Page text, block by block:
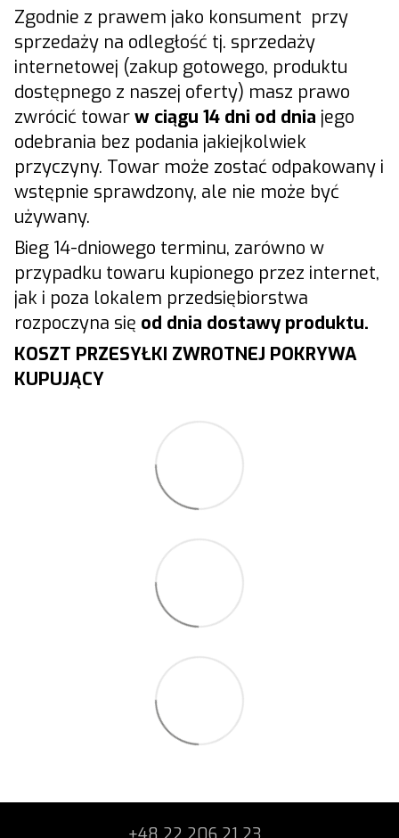
Zgodnie z prawem jako konsument przy
sprzedaży na odległość tj. sprzedaży
internetowej (zakup gotowego, produktu
dostępnego z naszej oferty) masz prawo
zwrócić towarw ciągu 14 dni od dnia jego
odebrania bez podania jakiejkolwiek
przyczyny. Towar może zostać odpakowany i
wstępnie sprawdzony, ale nie może być
używany.
Bieg 14-dniowego terminu, zarówno w
przypadku towaru kupionego przez internet,
jak i poza lokalem przedsiębiorstwa
rozpoczyna się od dnia dostawy produktu.
KOSZT PRZESYŁKI ZWROTNEJ POKRYWA
KUPUJĄCY